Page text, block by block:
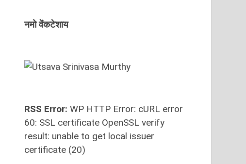
नमो वेंकटेशाय
RSS Error: WP HTTP Error: cURL error
60: SSL certificate OpenSSL verify
result: unable to get local issuer
certificate (20)